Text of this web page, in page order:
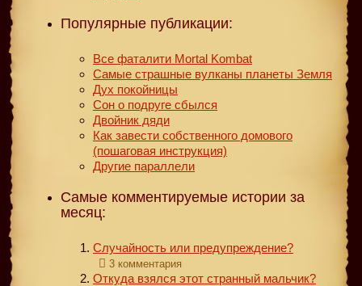
Популярные публикации:
Все фаталити Mortal Kombat
Самые страшные вулканы планеты Земля
Дух покойницы
Сон о подруге сбылся
Двойник дяди
Как завести собственного домового
(пошаговая инструкция)
Другие параллели
Самые комментируемые истории за
месяц:
Случайность или предупреждение?
3 комментария
Откуда взялся этот странный мальчик?